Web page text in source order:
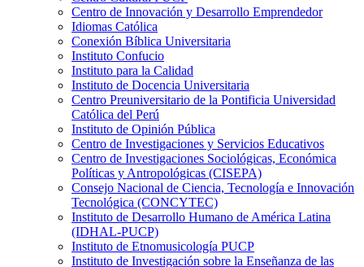
Centro de Innovación y Desarrollo Emprendedor
Idiomas Católica
Conexión Bíblica Universitaria
Instituto Confucio
Instituto para la Calidad
Instituto de Docencia Universitaria
Centro Preuniversitario de la Pontificia Universidad
Católica del Perú
Instituto de Opinión Pública
Centro de Investigaciones y Servicios Educativos
Centro de Investigaciones Sociológicas, Económica
Políticas y Antropológicas (CISEPA)
Consejo Nacional de Ciencia, Tecnología e Innovación
Tecnológica (CONCYTEC)
Instituto de Desarrollo Humano de América Latina
(IDHAL-PUCP)
Instituto de Etnomusicología PUCP
Instituto de Investigación sobre la Enseñanza de las